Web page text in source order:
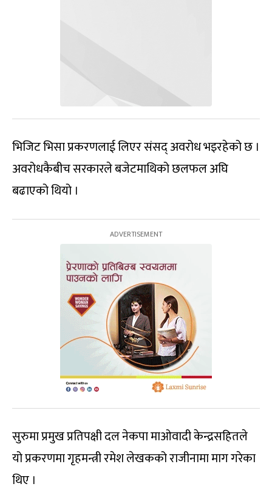
भिजिट भिसा प्रकरणलाई लिएर संसद् अवरोध भइरहेको छ ।
अवरोधकैबीच सरकारले बजेटमाथिको छलफल अघि
बढाएको थियो ।
सुरुमा प्रमुख प्रतिपक्षी दल नेकपा माओवादी केन्द्रसहितले
यो प्रकरणमा गृहमन्त्री रमेश लेखकको राजीनामा माग गरेका
थिए ।